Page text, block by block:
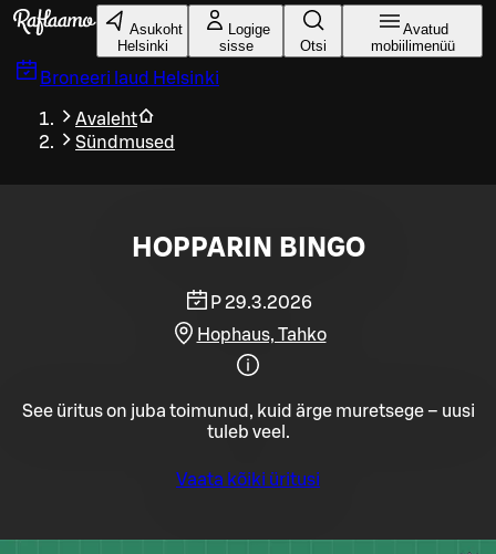
Liigu peamise sisu juurde
Asukoht
Helsinki
Logige
sisse
Otsi
Avatud
mobiilimenüü
Broneeri laud Helsinki
Avaleht
Sündmused
HOPPARIN BINGO
P 29.3.2026
Hophaus, Tahko
See üritus on juba toimunud, kuid ärge muretsege – uusi
tuleb veel.
Vaata kõiki üritusi